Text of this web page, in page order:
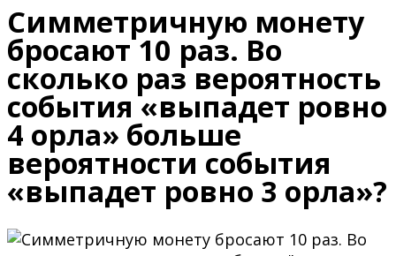
Симметричную монету
бросают 10 раз. Во
сколько раз вероятность
события «выпадет ровно
4 орла» больше
вероятности события
«выпадет ровно 3 орла»?